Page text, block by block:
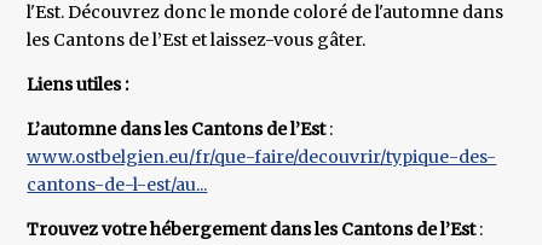
l'Est. Découvrez donc le monde coloré de l'automne dans
les Cantons de l’Est et laissez-vous gâter.
Liens utiles :
L’automne dans les Cantons de l’Est:
www.ostbelgien.eu/fr/que-faire/decouvrir/typique-des-
cantons-de-l-est/au...
Trouvez votre hébergement dans les Cantons de l’Est: